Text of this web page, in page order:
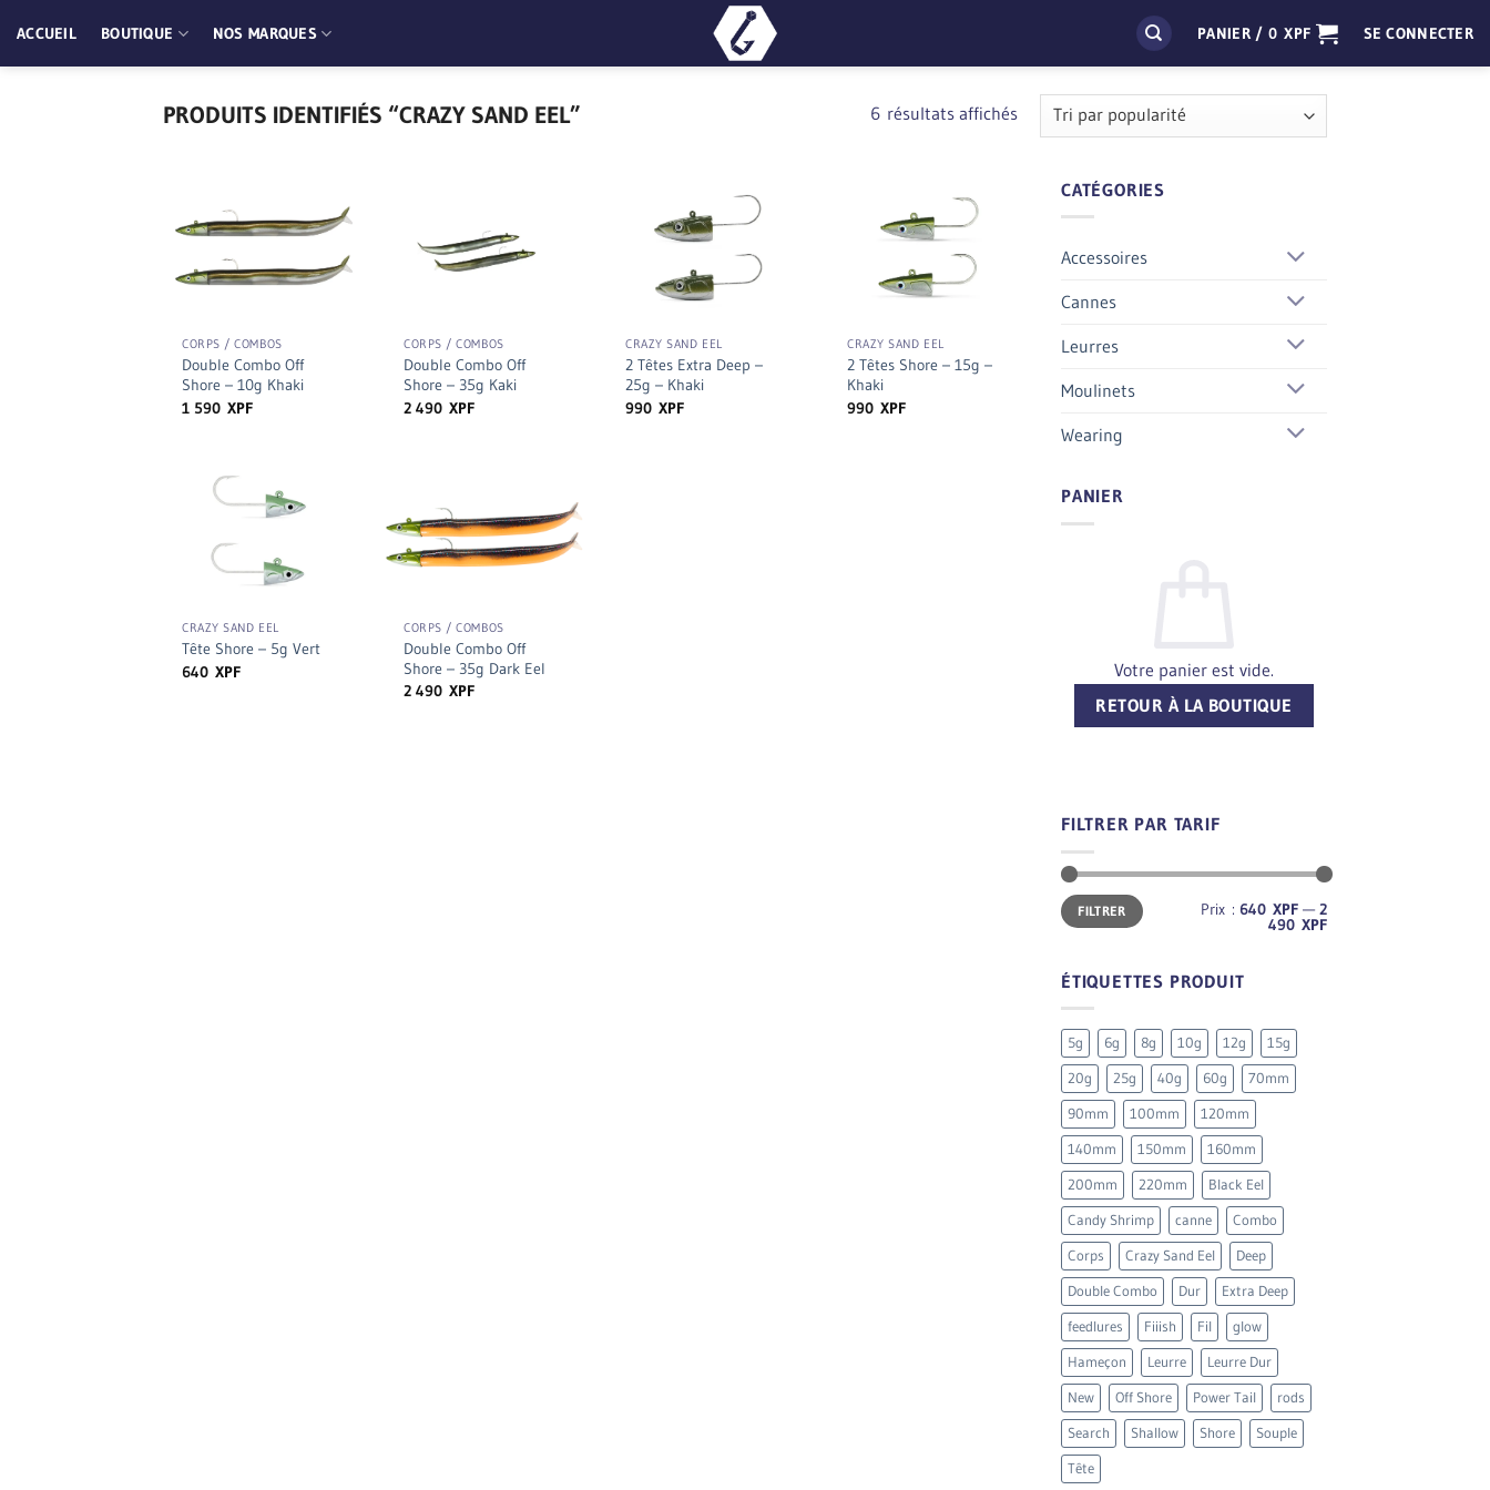
au
contenu
ACCUEIL BOUTIQUE NOS MARQUES PANIER / 0XPF SE CONNECTER
PRODUITS IDENTIFIÉS “CRAZY SAND EEL” 6 résultats affichésTrié
par
CORPS / COMBOS
Double Combo Off
Shore – 10g Khaki
1 590XPF
CORPS / COMBOS
Double Combo Off
Shore – 35g Kaki
2 490XPF
CRAZY SAND EEL
2 Têtes Extra Deep –
25g – Khaki
990XPF
CRAZY SAND EEL
2 Têtes Shore – 15g –
Khaki
990XPF
CRAZY SAND EEL
Tête Shore – 5g Vert
640XPF
CORPS / COMBOS
Double Combo Off
Shore – 35g Dark Eel
2 490XPF
CATÉGORIES
Accessoires
Cannes
Leurres
Moulinets
Wearing
PANIER
Votre panier est vide.
RETOUR À LA BOUTIQUE
FILTRER PAR TARIF
Prix
min
Prix
maxFILTRER Prix : 640 XPF — 2
490 XPF
ÉTIQUETTES PRODUIT
5g 6g 8g 10g 12g 15g
20g 25g 40g 60g 70mm
90mm 100mm 120mm
140mm 150mm 160mm
200mm 220mm Black Eel
Candy Shrimp canne Combo
Corps Crazy Sand Eel Deep
Double Combo Dur Extra Deep
feedlures Fiiish Fil glow
Hameçon Leurre Leurre Dur
New Off Shore Power Tail rods
Search Shallow Shore Souple
Tête